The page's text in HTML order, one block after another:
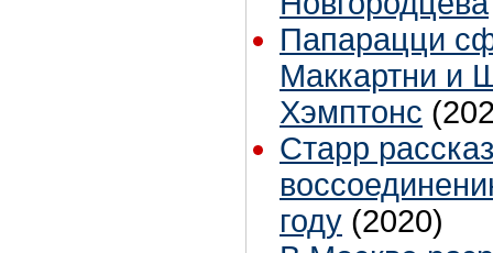
Папарацци
Маккартни и
Хэмптонс
Старр
году (2020)